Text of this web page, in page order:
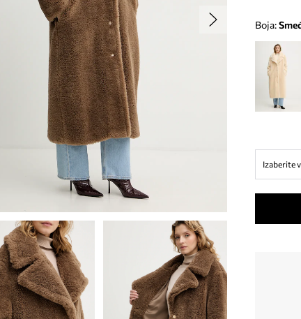
Boja:
Izaberite